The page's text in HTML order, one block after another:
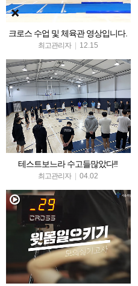
크로스 수업 및 체육관 영상입니다.
최고관리자 12.15
테스트보느라 수고들많았다!!
최고관리자 | 04.02